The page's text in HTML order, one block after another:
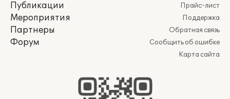
Публикации
Мероприятия
Партнеры
Форум
Прайс-лист
Поддержка
Обратная связь
Сообщить об ошибке
Карта сайта